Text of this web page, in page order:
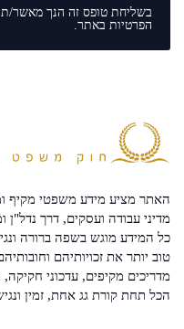
בשליחת טופס זה הנך מאשר/
הפרטיות באתר.
האתר מציע מידע משפטי מקיף
מדיני עבודה ועסקים, דרך נדל"ן
כל המידע מוגש בשפה ברורה
טוב יותר את זכויותיהם
מדריכים מקיפים, עדכוני
הכל תחת קורת גג אחת, זמין